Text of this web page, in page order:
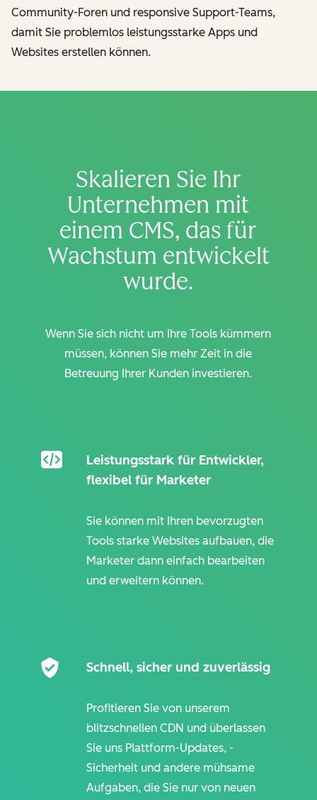
Community-Foren und responsive Support-Teams,
damit Sie problemlos leistungsstarke Apps und
Websites erstellen können.
Skalieren Sie Ihr
Unternehmen mit
einem CMS, das für
Wachstum entwickelt
wurde.
Wenn Sie sich nicht um Ihre Tools kümmern
müssen, können Sie mehr Zeit in die
Betreuung Ihrer Kunden investieren.
Leistungsstark für Entwickler,
flexibel für Marketer
Sie können mit Ihren bevorzugten
Tools starke Websites aufbauen, die
Marketer dann einfach bearbeiten
und erweitern können.
Schnell, sicher und zuverlässig
Profitieren Sie von unserem
blitzschnellen CDN und überlassen
Sie uns Plattform-Updates, -
Sicherheit und andere mühsame
Aufgaben, die Sie nur von neuen